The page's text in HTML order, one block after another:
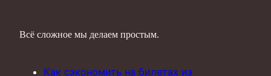
Всё сложное мы делаем простым.
Как сэкономить на билетах из